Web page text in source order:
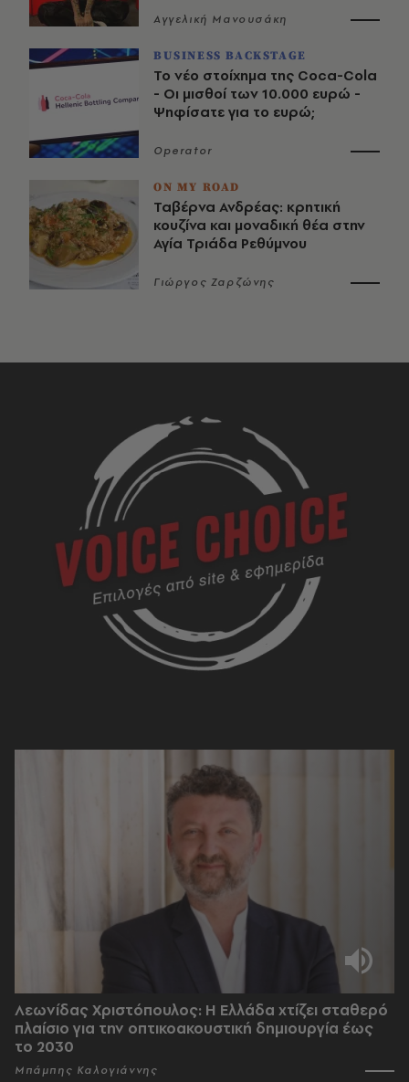
Αγγελική Μανουσάκη
BUSINESS BACKSTAGE
Το νέο στοίχημα της Coca-Cola
- Οι μισθοί των 10.000 ευρώ -
Ψηφίσατε για το ευρώ;
Operator
ON MY ROAD
Ταβέρνα Ανδρέας: κρητική
κουζίνα και μοναδική θέα στην
Αγία Τριάδα Ρεθύμνου
Γιώργος Ζαρζώνης
Λεωνίδας Χριστόπουλος: Η Ελλάδα χτίζει σταθερό
πλαίσιο για την οπτικοακουστική δημιουργία έως
το 2030
Μπάμπης Καλογιάννης